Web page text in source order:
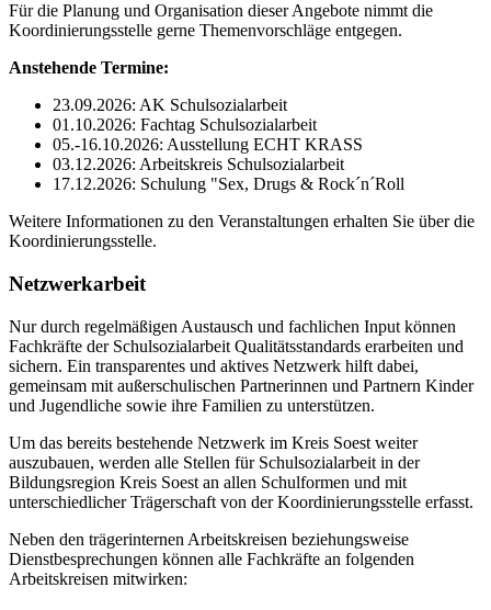
Für die Planung und Organisation dieser Angebote nimmt die
Koordinierungsstelle gerne Themenvorschläge entgegen.
Anstehende Termine:
23.09.2026: AK Schulsozialarbeit
01.10.2026: Fachtag Schulsozialarbeit
05.-16.10.2026: Ausstellung ECHT KRASS
03.12.2026: Arbeitskreis Schulsozialarbeit
17.12.2026: Schulung "Sex, Drugs & Rock´n´Roll
Weitere Informationen zu den Veranstaltungen erhalten Sie über die
Koordinierungsstelle.
Netzwerkarbeit
Nur durch regelmäßigen Austausch und fachlichen Input können
Fachkräfte der Schulsozialarbeit Qualitätsstandards erarbeiten und
sichern. Ein transparentes und aktives Netzwerk hilft dabei,
gemeinsam mit außerschulischen Partnerinnen und Partnern Kinder
und Jugendliche sowie ihre Familien zu unterstützen.
Um das bereits bestehende Netzwerk im Kreis Soest weiter
auszubauen, werden alle Stellen für Schulsozialarbeit in der
Bildungsregion Kreis Soest an allen Schulformen und mit
unterschiedlicher Trägerschaft von der Koordinierungsstelle erfasst.
Neben den trägerinternen Arbeitskreisen beziehungsweise
Dienstbesprechungen können alle Fachkräfte an folgenden
Arbeitskreisen mitwirken: